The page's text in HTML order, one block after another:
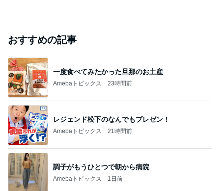
おすすめの記事
一度食べてみたかった旦那のお土産
Amebaトピックス 23時間前
レジェンド松下のなんでもプレゼン！
Amebaトピックス 21時間前
調子がもうひとつで朝から病院
Amebaトピックス 1日前